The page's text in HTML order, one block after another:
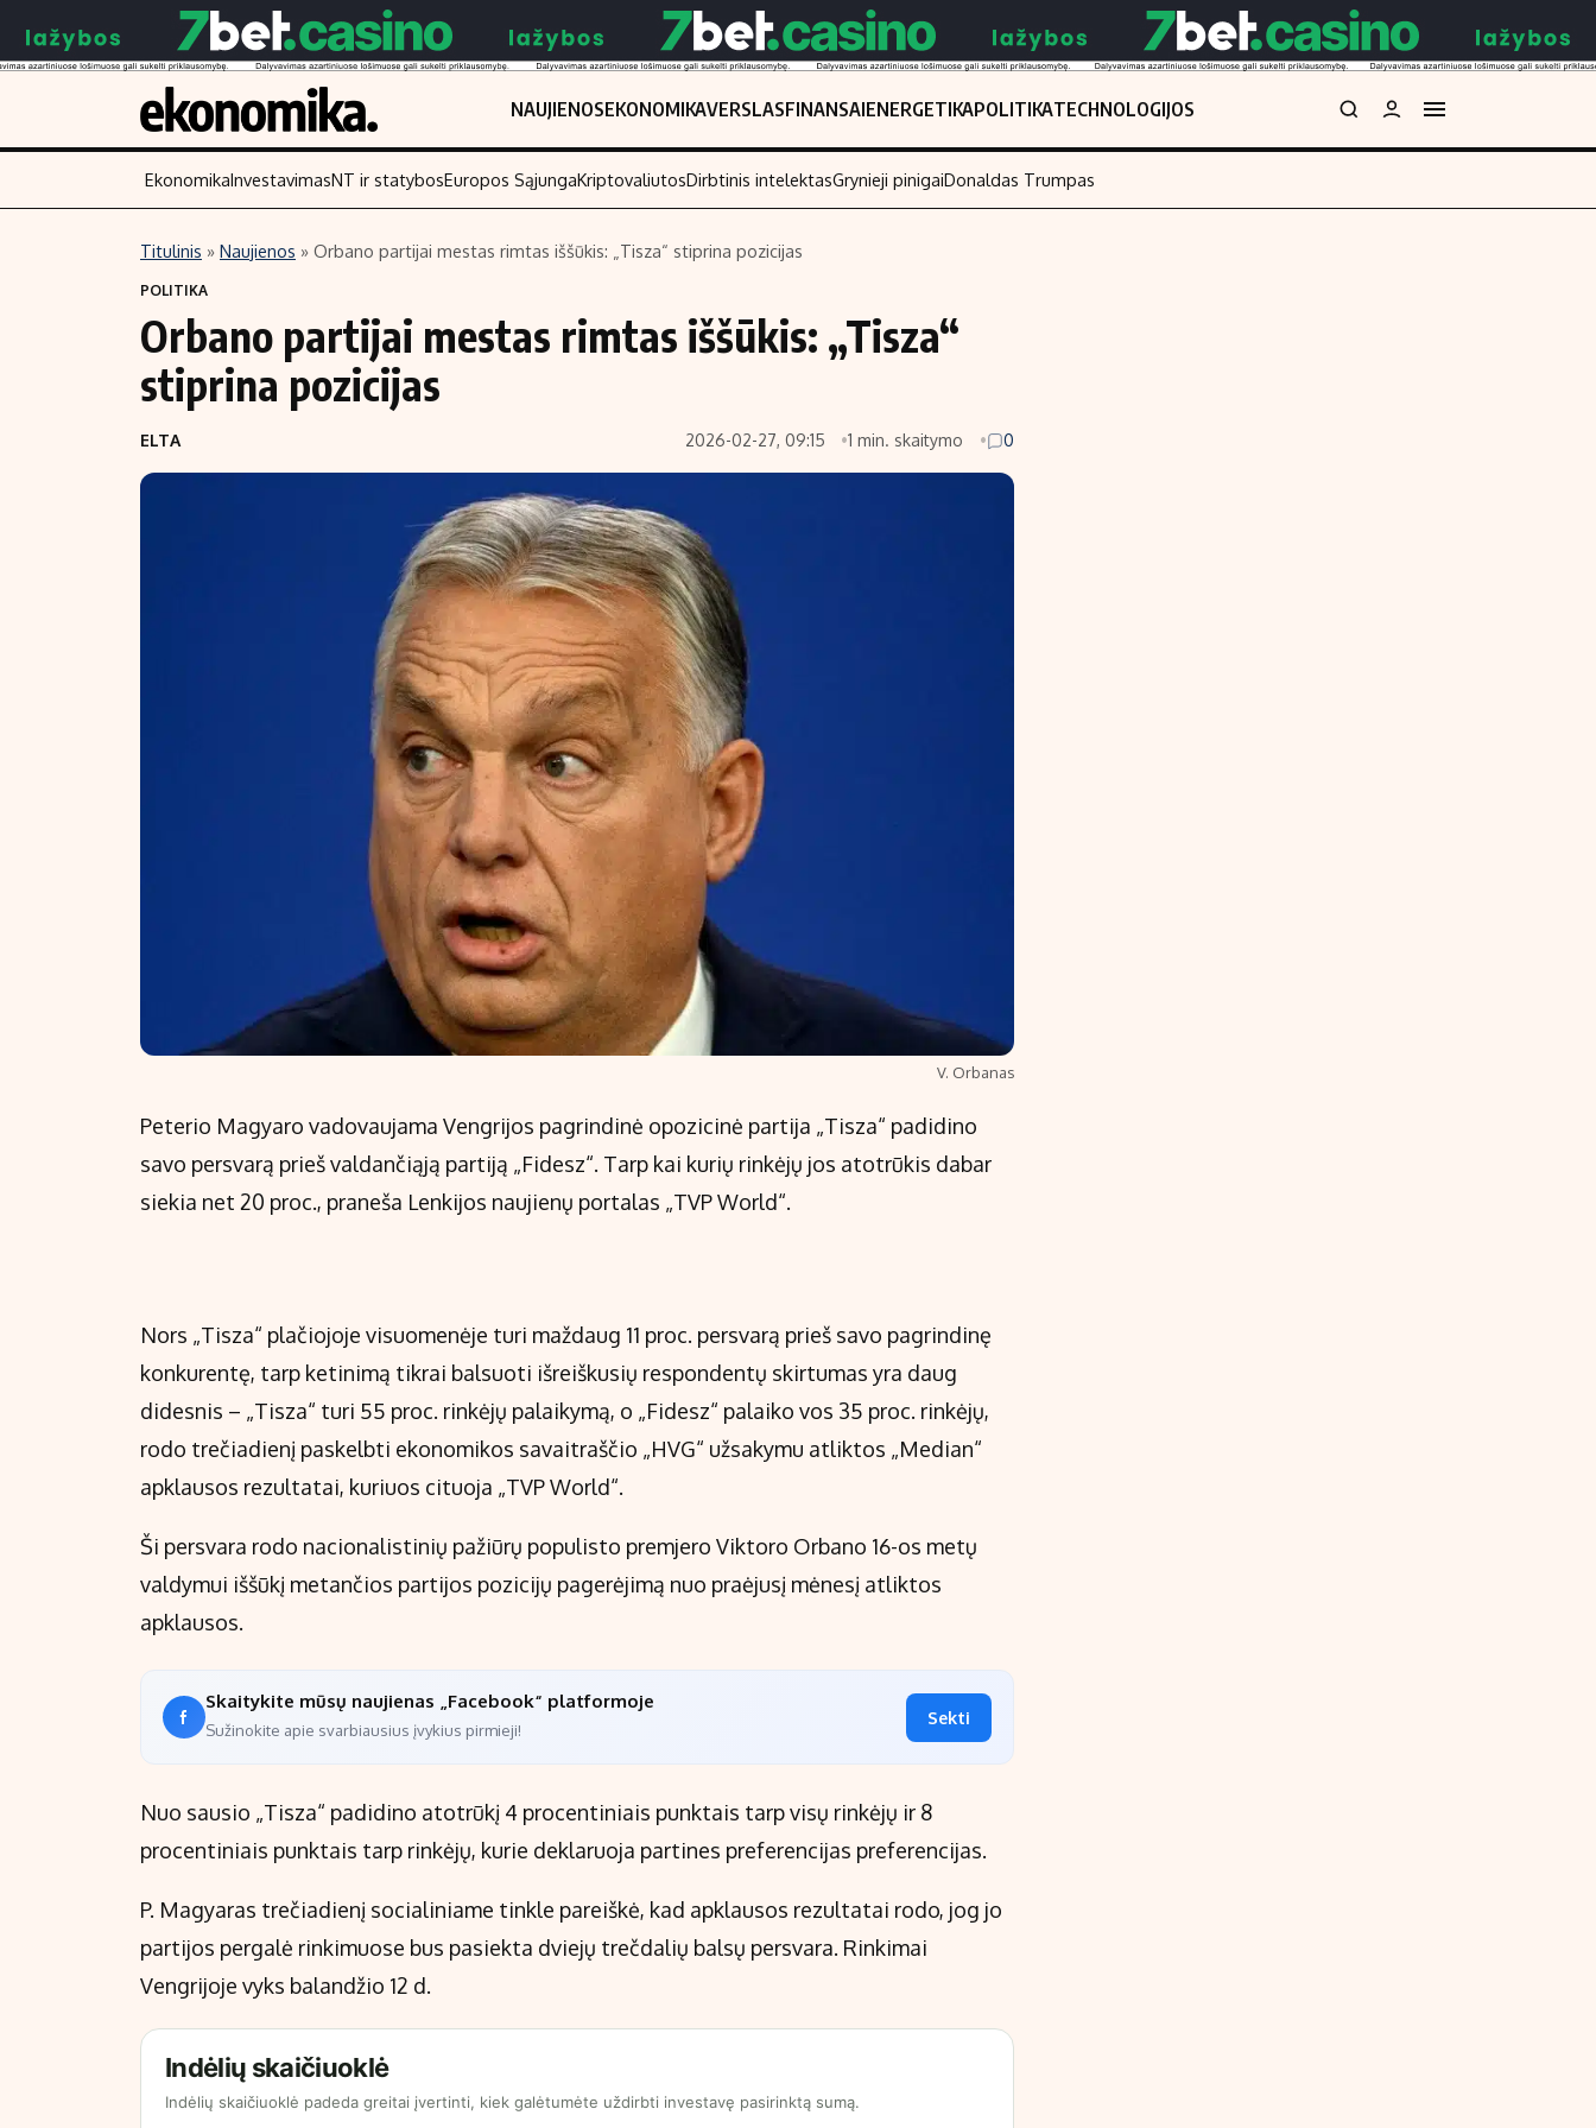
NAUJIENOSEKONOMIKAVERSLASFINANSAIENERGETIKAPOLITIKATECHNOLOGIJOS
Turinys
Naujienos
Aplinka
Verslas
Energetika
Ekonomika
Finansai
Įmonės
Žemės ūkis
Investavimas
Kriptovaliutos
Migracija
Nedarbo išmokos skaičiuoklė
Būsto finansai
Įdomios naujienos
EkonomikaInvestavimasNT ir statybosEuropos SąjungaKriptovaliutosDirbtinis intelektasGrynieji pinigaiDonaldas Trumpas
Titulinis » Naujienos » Orbano partijai mestas rimtas iššūkis: „Tisza“ stiprina pozicijas
POLITIKA
Orbano partijai mestas rimtas iššūkis: „Tisza“
stiprina pozicijas
ELTA 2026-02-27, 09:15 1 min. skaitymo 0
V. Orbanas
Peterio Magyaro vadovaujama Vengrijos pagrindinė opozicinė partija „Tisza“ padidino
savo persvarą prieš valdančiąją partiją „Fidesz“. Tarp kai kurių rinkėjų jos atotrūkis dabar
siekia net 20 proc., praneša Lenkijos naujienų portalas „TVP World“.
Nors „Tisza“ plačiojoje visuomenėje turi maždaug 11 proc. persvarą prieš savo pagrindinę
konkurentę, tarp ketinimą tikrai balsuoti išreiškusių respondentų skirtumas yra daug
didesnis – „Tisza“ turi 55 proc. rinkėjų palaikymą, o „Fidesz“ palaiko vos 35 proc. rinkėjų,
rodo trečiadienį paskelbti ekonomikos savaitraščio „HVG“ užsakymu atliktos „Median“
apklausos rezultatai, kuriuos cituoja „TVP World“.
Ši persvara rodo nacionalistinių pažiūrų populisto premjero Viktoro Orbano 16-os metų
valdymui iššūkį metančios partijos pozicijų pagerėjimą nuo praėjusį mėnesį atliktos
apklausos.
Skaitykite mūsų naujienas „Facebook“ platformoje
Sužinokite apie svarbiausius įvykius pirmieji!
Sekti
Nuo sausio „Tisza“ padidino atotrūkį 4 procentiniais punktais tarp visų rinkėjų ir 8
procentiniais punktais tarp rinkėjų, kurie deklaruoja partines preferencijas preferencijas.
P. Magyaras trečiadienį socialiniame tinkle pareiškė, kad apklausos rezultatai rodo, jog jo
partijos pergalė rinkimuose bus pasiekta dviejų trečdalių balsų persvara. Rinkimai
Vengrijoje vyks balandžio 12 d.